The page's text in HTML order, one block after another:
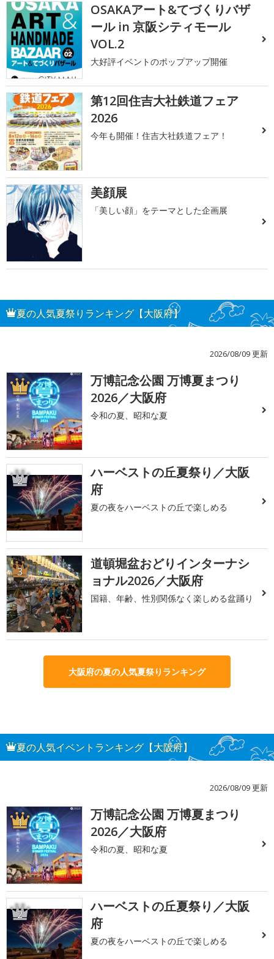
OSAKAアート&てづくりバザ
ール in 京阪シティモール
VOL.2
大好評イベントのポップアップ開催
第12回住吉大社鉄道フェア
2026
今年も開催！住吉大社鉄道フェア！
美顔展
「美しい顔」をテーマとした企画展
夏の人気夏祭りランキング【大阪府】
2026/08/09 更新
1
万博記念公園 万博夏まつり
2026／大阪府
令和の夏、昭和な夏
2
ハーベストの丘夏祭り／大阪
府
夏の夜をハーベストの丘で楽しめる
3
道頓堀盆おどりインターナシ
ョナル2026／大阪府
国籍、年齢、性別関係なく楽しめる盆踊り
大阪府の夏の人気夏祭りランキング
夏の人気イベントランキング【大阪府】
2026/08/09 更新
1
万博記念公園 万博夏まつり
2026／大阪府
令和の夏、昭和な夏
2
ハーベストの丘夏祭り／大阪
府
夏の夜をハーベストの丘で楽しめる